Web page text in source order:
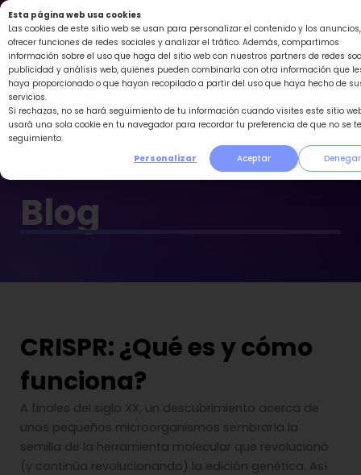
Esta página web usa cookies
Las cookies de este sitio web se usan para personalizar el contenido y los anuncios,
ofrecer funciones de redes sociales y analizar el tráfico. Además, compartimos
información sobre el uso que haga del sitio web con nuestros partners de redes
publicidad y análisis web, quienes pueden combinarla con otra información que
haya proporcionado o que hayan recopilado a partir del uso que haya hecho de
servicios.
Si rechazas, no se hará seguimiento de tu información cuando visites este sitio
usará una sola cookie en tu navegador para recordar tu preferencia de que no se
seguimiento.
Personalizar
Aceptar Denegar
Ir
al
contenido
Blog
CRISPR: ¿Qué es y cómo
funciona?
A finales del siglo XX, un descubrimiento acerca de
unos pequeños microorganismos sembraría la
semilla de la herramienta molecular que revolucionó
(y continúa revolucionando) la edición genética. Así